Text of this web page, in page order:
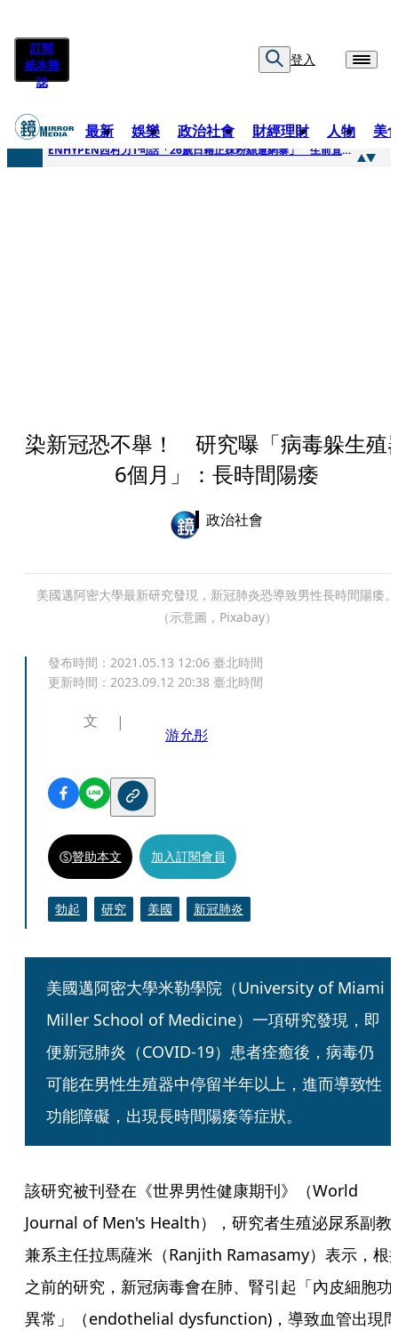
訂閱
紙本雜
誌
登入
最新 娛樂 政治社會 財經理財 人物 美
快訊
ENHYPEN西村力1句話「26歲日籍正妹粉絲遭網暴」 生前直播震撼畫面全網瘋傳！警方證實死訊
染新冠恐不舉！ 研究曝「病毒躲生殖
6個月」：長時間陽痿
政治社會
美國邁阿密大學最新研究發現，新冠肺炎恐導致男性長時間陽痿。
（示意圖，Pixabay）
發布時間： 2021.05.13 12:06 臺北時間
更新時間： 2023.09.12 20:38 臺北時間
文
游允彤
贊助本文 加入訂閱會員
勃起 研究 美國 新冠肺炎
美國邁阿密大學米勒學院（University of Miami
Miller School of Medicine）一項研究發現，即
便新冠肺炎（COVID-19）患者痊癒後，病毒仍
可能在男性生殖器中停留半年以上，進而導致性
功能障礙，出現長時間陽痿等症狀。
該研究被刊登在《世界男性健康期刊》（World
Journal of Men's Health），研究者生殖泌尿系副教
兼系主任拉馬薩米（Ranjith Ramasamy）表示，根
之前的研究，新冠病毒會在肺、腎引起「內皮細胞功
異常」（endothelial dysfunction)，導致血管出現